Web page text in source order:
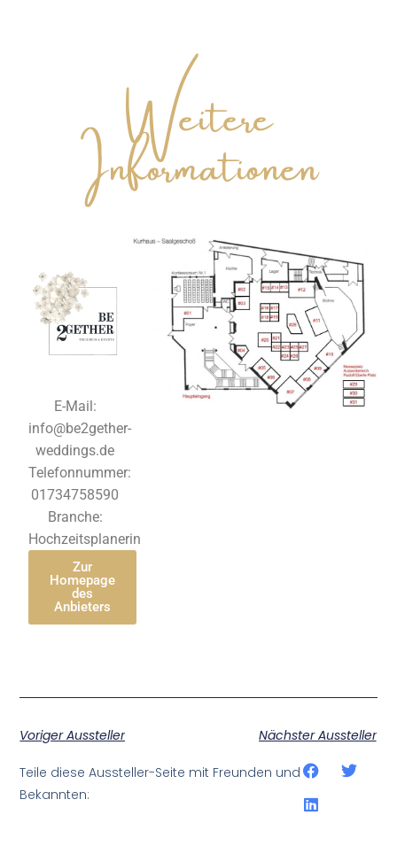
Weitere
Informationen
E-Mail:
info@be2gether-
weddings.de
Telefonnummer:
01734758590
Branche:
Hochzeitsplanerin
Zur
Homepage
des
Anbieters
Voriger Aussteller Nächster Aussteller
Teile diese Aussteller-Seite mit Freunden und
Bekannten: